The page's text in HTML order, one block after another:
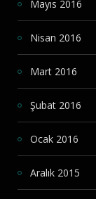
Mayıs 2016
Nisan 2016
Mart 2016
Şubat 2016
Ocak 2016
Aralık 2015